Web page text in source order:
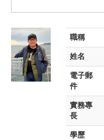
職稱
姓名
電子郵
件
實務專
長
學歷